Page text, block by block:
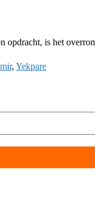
is het
, Yekpare